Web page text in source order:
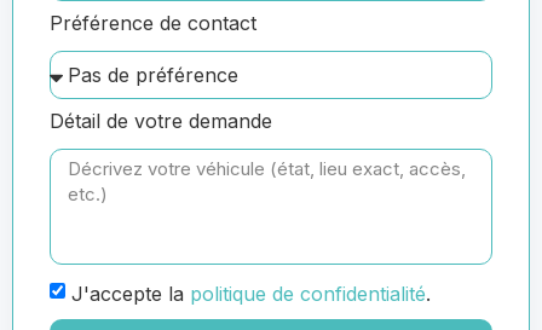
Préférence de contact
Détail de votre demande
J'accepte la politique de confidentialité.